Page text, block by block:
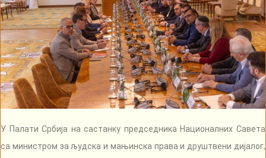
У Палати Србија на састанку председника Националних Савета
са министром за људска и мањинска права и друштвени дијалог,